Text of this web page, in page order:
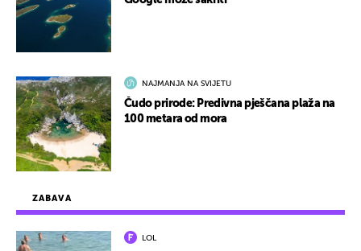
ZABAVA
LOL
NAJMANJA NA SVIJETU
Čudo prirode: Predivna pješčana plaža na
100 metara od mora